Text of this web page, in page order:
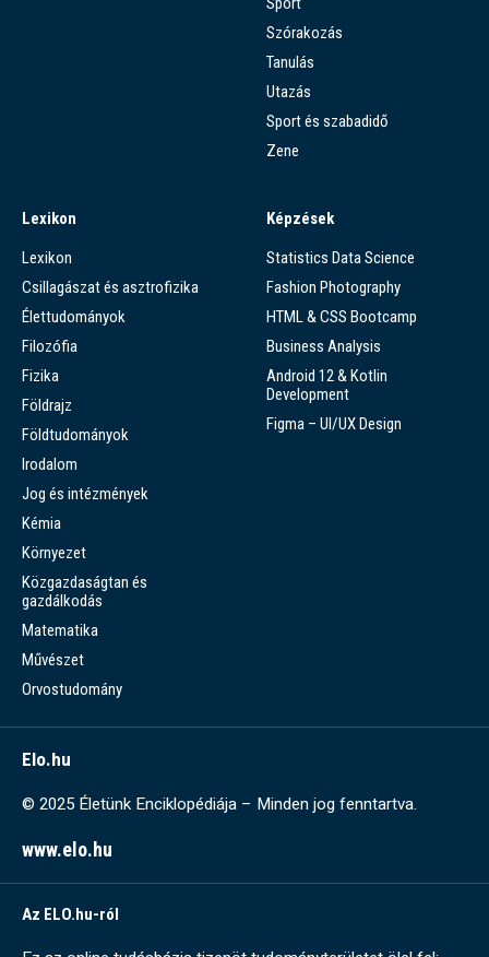
Szórakozás
Tanulás
Utazás
Sport és szabadidő
Zene
Lexikon
Lexikon
Csillagászat és asztrofizika
Élettudományok
Filozófia
Fizika
Földrajz
Földtudományok
Irodalom
Jog és intézmények
Kémia
Környezet
Közgazdaságtan és
gazdálkodás
Matematika
Művészet
Orvostudomány
Képzések
Statistics Data Science
Fashion Photography
HTML & CSS Bootcamp
Business Analysis
Android 12 & Kotlin
Development
Figma – UI/UX Design
Elo.hu
© 2025 Életünk Enciklopédiája – Minden jog fenntartva.
www.elo.hu
Az ELO.hu-ról